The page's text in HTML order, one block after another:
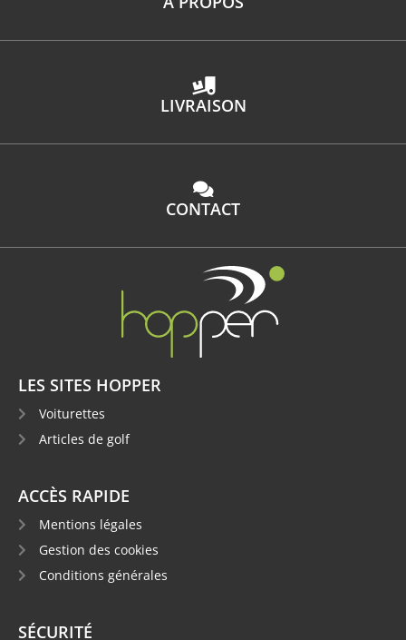
LIVRAISON
CONTACT
LES SITES HOPPER
Voiturettes
Articles de golf
ACCÈS RAPIDE
Mentions légales
Gestion des cookies
Conditions générales
SÉCURITÉ